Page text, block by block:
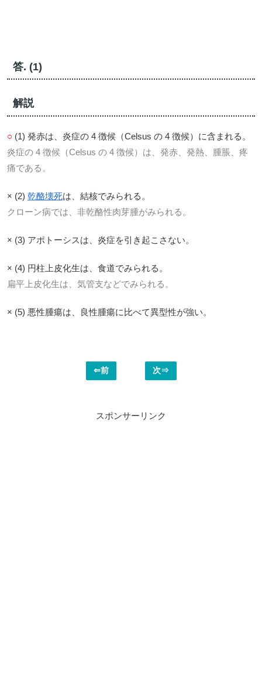
答. (1)
解説
○ (1) 発赤は、炎症の 4 徴候（Celsus の 4 徴候）に含まれる。
炎症の 4 徴候（Celsus の 4 徴候）は、発赤、発熱、腫脹、疼
痛である。
× (2) 乾酪壊死は、結核でみられる。
クローン病では、非乾酪性肉芽腫がみられる。
× (3) アポトーシスは、炎症を引き起こさない。
× (4) 円柱上皮化生は、食道でみられる。
扁平上皮化生は、気管支などでみられる。
× (5) 悪性腫瘍は、良性腫瘍に比べて異型性が強い。
⇐前 次⇒
スポンサーリンク